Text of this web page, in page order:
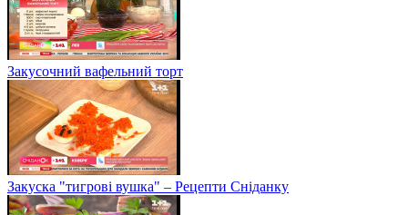
Закусочний вафельний торт
Закуска "тигрові вушка" – Рецепти Сніданку